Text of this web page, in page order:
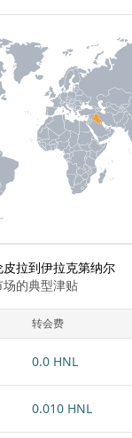
拉到伊拉克第纳尔
的典型津贴
转会费
0.0 HNL
0.010 HNL